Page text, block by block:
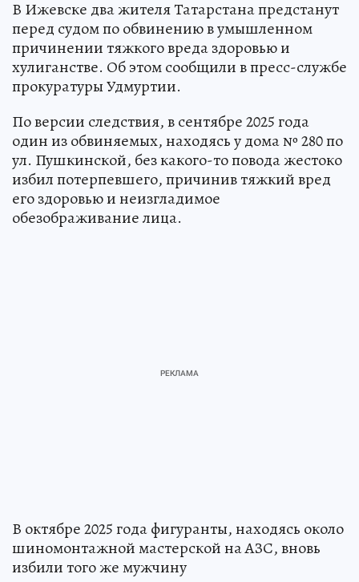
В Ижевске два жителя Татарстана предстанут
перед судом по обвинению в умышленном
причинении тяжкого вреда здоровью и
хулиганстве. Об этом сообщили в пресс-службе
прокуратуры Удмуртии.
По версии следствия, в сентябре 2025 года
один из обвиняемых, находясь у дома № 280 по
ул. Пушкинской, без какого-то повода жестоко
избил потерпевшего, причинив тяжкий вред
его здоровью и неизгладимое
обезображивание лица.
В октябре 2025 года фигуранты, находясь около
шиномонтажной мастерской на АЗС, вновь
избили того же мужчину